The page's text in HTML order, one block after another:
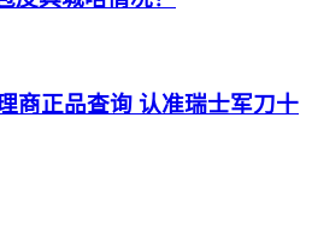
商正品查询 认准瑞士军刀十